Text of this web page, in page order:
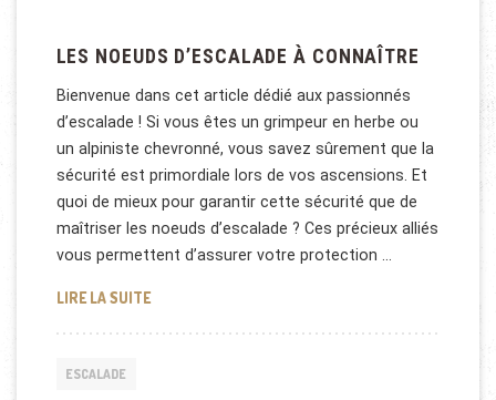
LES NOEUDS D’ESCALADE À CONNAÎTRE
Bienvenue dans cet article dédié aux passionnés
d’escalade ! Si vous êtes un grimpeur en herbe ou
un alpiniste chevronné, vous savez sûrement que la
sécurité est primordiale lors de vos ascensions. Et
quoi de mieux pour garantir cette sécurité que de
maîtriser les noeuds d’escalade ? Ces précieux alliés
vous permettent d’assurer votre protection …
LIRE LA SUITELES NOEUDS D’ESCALADE À CONNAÎTRE
ESCALADE